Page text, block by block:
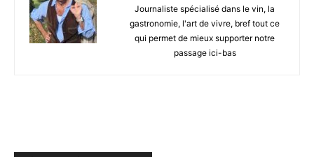
Journaliste spécialisé dans le vin, la
gastronomie, l'art de vivre, bref tout ce
qui permet de mieux supporter notre
passage ici-bas